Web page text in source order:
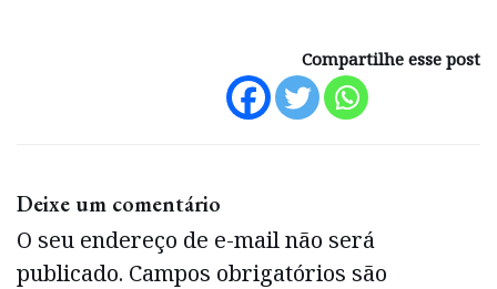
Compartilhe esse post
Deixe um comentário
O seu endereço de e-mail não será
publicado. Campos obrigatórios são